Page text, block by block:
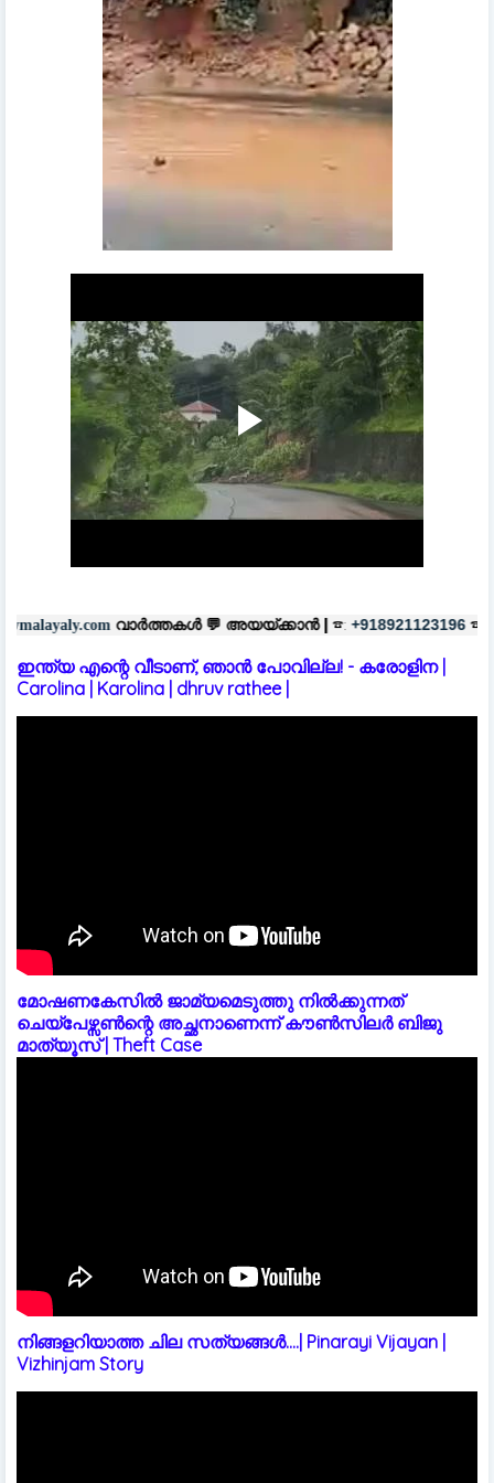
💬അയയ്ക്കാൻ | ☎: +918921123196 ☎ +918606657037
ഇന്ത്യ എന്റെ വീടാണ്, ഞാൻ പോവില്ല! - കരോളിന |
Carolina | Karolina | dhruv rathee |
മോഷണകേസിൽ ജാമ്യമെടുത്തു നിൽക്കുന്നത്
ചെയ്പേഴ്സൺന്റെ അച്ഛനാണെന്ന് കൗൺസിലർ ബിജു
മാത്യൂസ് | Theft Case
നിങ്ങളറിയാത്ത ചില സത്യങ്ങൾ....| Pinarayi Vijayan |
Vizhinjam Story